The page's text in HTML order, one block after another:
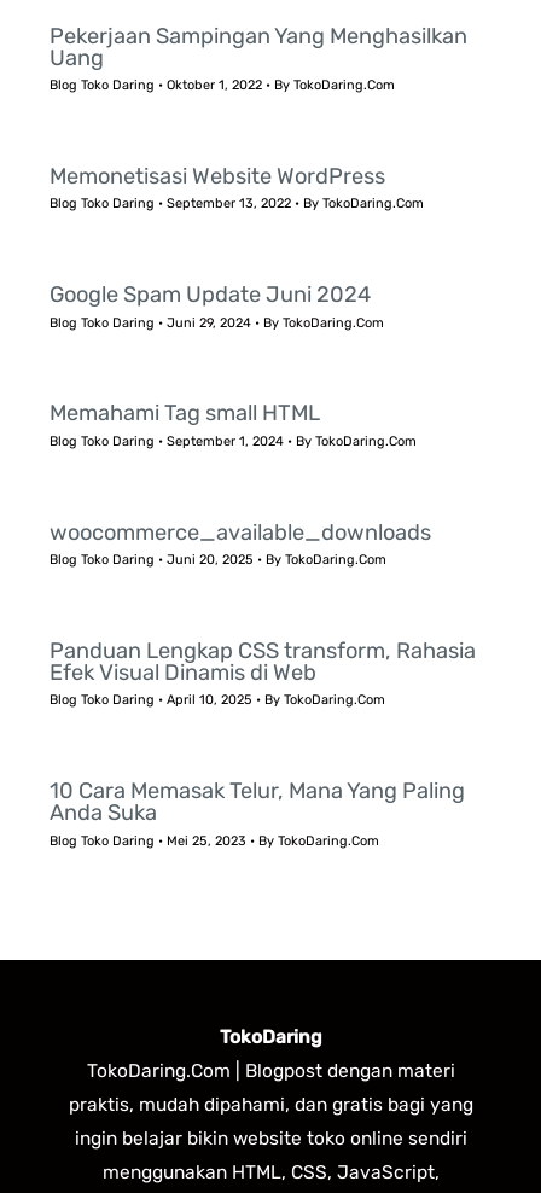
Pekerjaan Sampingan Yang Menghasilkan
Uang
Blog Toko Daring •Oktober 1, 2022 • ByTokoDaring.Com
Memonetisasi Website WordPress
Blog Toko Daring •September 13, 2022 • ByTokoDaring.Com
Google Spam Update Juni 2024
Blog Toko Daring •Juni 29, 2024 • ByTokoDaring.Com
Memahami Tag small HTML
Blog Toko Daring •September 1, 2024 • ByTokoDaring.Com
woocommerce_available_downloads
Blog Toko Daring •Juni 20, 2025 • ByTokoDaring.Com
Panduan Lengkap CSS transform, Rahasia
Efek Visual Dinamis di Web
Blog Toko Daring •April 10, 2025 • ByTokoDaring.Com
10 Cara Memasak Telur, Mana Yang Paling
Anda Suka
Blog Toko Daring • Mei 25, 2023 • ByTokoDaring.Com
TokoDaring
TokoDaring.Com | Blogpost dengan materi
praktis, mudah dipahami, dan gratis bagi yang
ingin belajar bikin website toko online sendiri
menggunakan HTML, CSS, JavaScript,